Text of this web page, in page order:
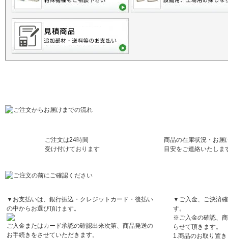
ご注文は24時間
受け付けております
商品の在庫状況・お届
目安をご連絡いたしま
▼お支払いは、銀行振込・クレジットカード・後払い
の中からお選び頂けます。
ご入金またはカード承認の確認出来次第、商品発送の
お手続きをさせていただきます。
▼ご入金、ご決済
す。
※ご入金の確認、
らせて頂きます。
1.商品のお取り置